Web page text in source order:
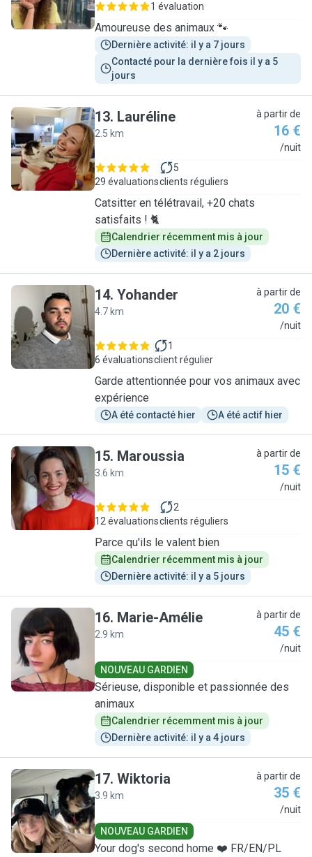
1 évaluation
Amoureuse des animaux 🐾
Dernière activité: il y a 7 jours
Contacté pour la dernière fois il y a 5
jours
L
13. Lauréline
2.5 km
à partir de
16 €
/nuit
29 évaluations
5
clients réguliers
Catsitter en télétravail, +20 chats
satisfaits ! 🐈
Calendrier récemment mis à jour
Dernière activité: il y a 2 jours
Y
14. Yohander
4.7 km
à partir de
20 €
/nuit
6 évaluations
1
client régulier
Garde attentionnée pour vos animaux avec
expérience
A été contacté hier A été actif hier
M
15. Maroussia
3.6 km
à partir de
15 €
/nuit
12 évaluations
2
clients réguliers
Parce qu'ils le valent bien
Calendrier récemment mis à jour
Dernière activité: il y a 5 jours
M
16. Marie-Amélie
2.9 km
à partir de
45 €
/nuit
NOUVEAU GARDIEN
Sérieuse, disponible et passionnée des
animaux
Calendrier récemment mis à jour
Dernière activité: il y a 4 jours
W
17. Wiktoria
3.9 km
à partir de
35 €
/nuit
NOUVEAU GARDIEN
Your dog's second home ❤️ FR/EN/PL